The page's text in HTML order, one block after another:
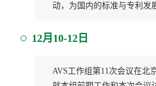
动，为国内的标准与专利发
12月10-12日
AVS工作组第11次会议在北